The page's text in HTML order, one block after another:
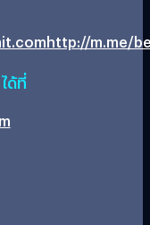
http://m.me/
ด้ที่